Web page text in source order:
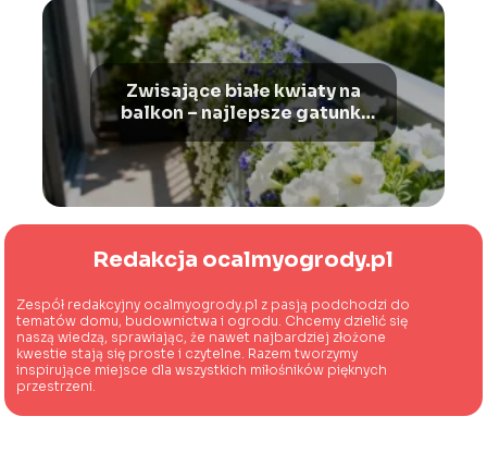
Zwisające białe kwiaty na
balkon – najlepsze gatunki
do uprawy
Redakcja ocalmyogrody.pl
Zespół redakcyjny ocalmyogrody.pl z pasją podchodzi do
tematów domu, budownictwa i ogrodu. Chcemy dzielić się
naszą wiedzą, sprawiając, że nawet najbardziej złożone
kwestie stają się proste i czytelne. Razem tworzymy
inspirujące miejsce dla wszystkich miłośników pięknych
przestrzeni.